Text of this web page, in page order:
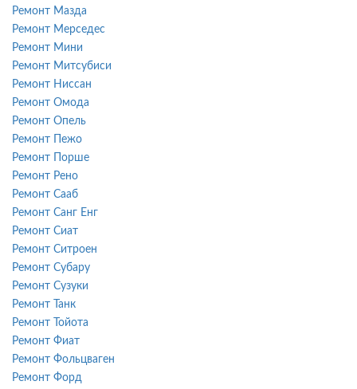
Ремонт Мазда
Ремонт Мерседес
Ремонт Мини
Ремонт Митсубиси
Ремонт Ниссан
Ремонт Омода
Ремонт Опель
Ремонт Пежо
Ремонт Порше
Ремонт Рено
Ремонт Сааб
Ремонт Санг Енг
Ремонт Сиат
Ремонт Ситроен
Ремонт Субару
Ремонт Сузуки
Ремонт Танк
Ремонт Тойота
Ремонт Фиат
Ремонт Фольцваген
Ремонт Форд